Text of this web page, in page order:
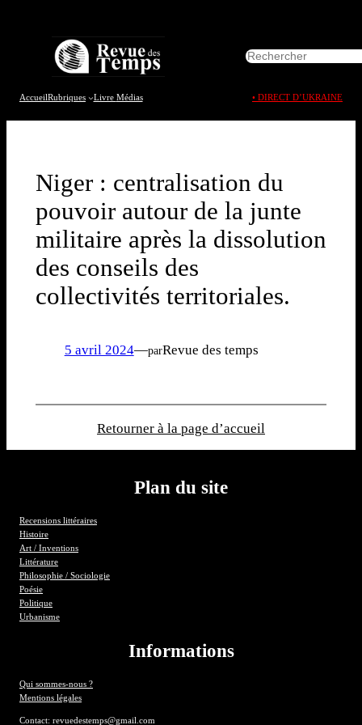
R
r
AccueilRubriques Livre Médias • DIRECT D’UKRAINE
Niger : centralisation du
pouvoir autour de la junte
militaire après la dissolution
des conseils des
collectivités territoriales.
5 avril 2024—parRevue des temps
Retourner à la page d’accueil
Plan du site
Recensions littéraires
Histoire
Art / Inventions
Littérature
Philosophie / Sociologie
Poésie
Politique
Urbanisme
Informations
Qui sommes-nous ?
Mentions légales
Contact: revuedestemps@gmail.com